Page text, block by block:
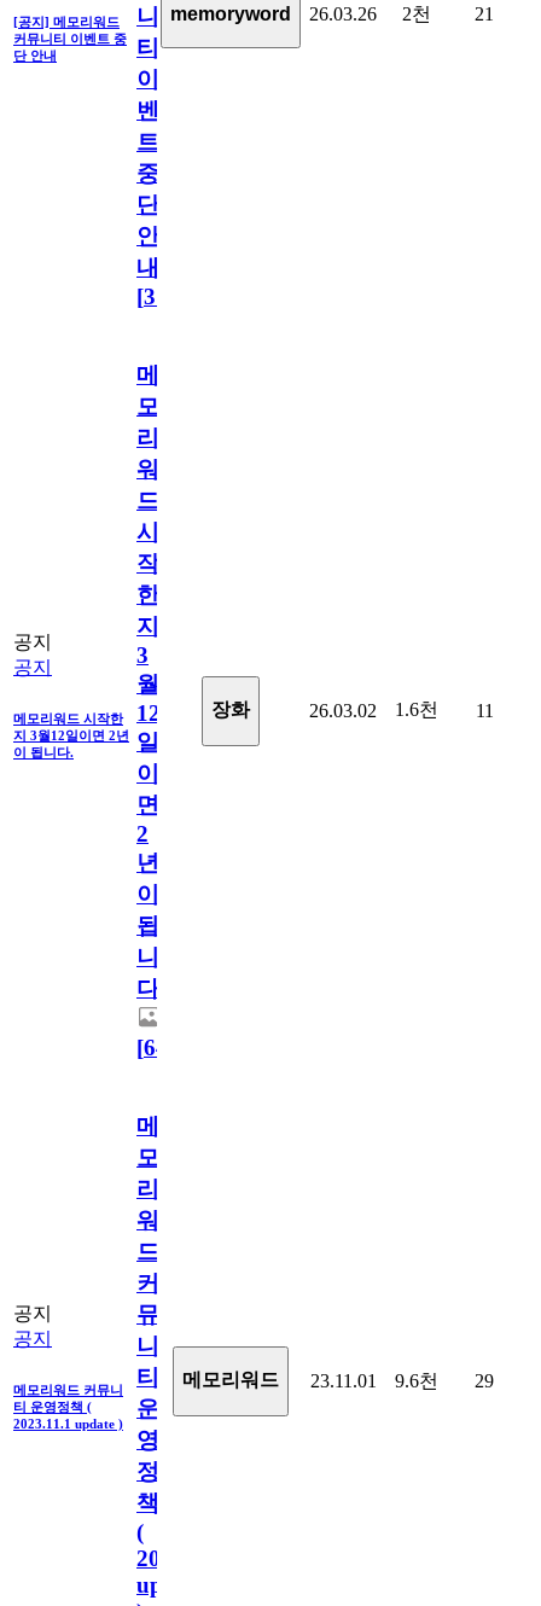
[공지] 메모리워드
커뮤니티 이벤트 중
단 안내
니
티
이
벤
트
중
단
안
내
[31
memoryword 26.03.26 2천 21
공지
공지
메모리워드 시작한
지 3월12일이면 2년
이 됩니다.
메
모
리
워
드
시
작
한
지
3
월
12
일
이
면
2
년
이
됩
니
다.
[64
장화 26.03.02 1.6천 11
공지
공지
메모리워드 커뮤니
티 운영정책 (
2023.11.1 update )
메
모
리
워
드
커
뮤
니
티
운
영
정
책
(
2023.11.1
update
메모리워드 23.11.01 9.6천 29